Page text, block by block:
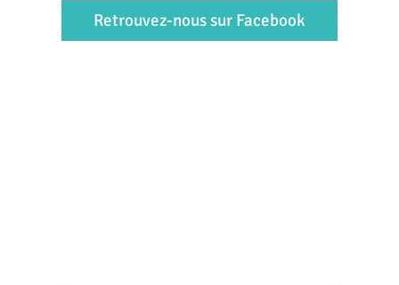
Retrouvez-nous sur Facebook